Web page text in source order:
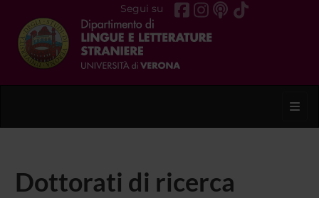
Segui su
Dottorati di ricerca